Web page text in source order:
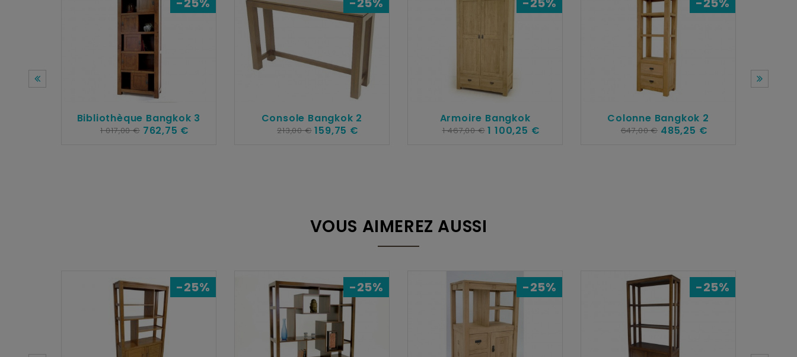
Bibliothèque Bangkok 3
1 017,00 € 762,75 €
Console Bangkok 2
213,00 € 159,75 €
Armoire Bangkok
1 467,00 € 1 100,25 €
Colonne Bangkok 2
647,00 € 485,25 €
VOUS AIMEREZ AUSSI
-25% -25% -25% -25%